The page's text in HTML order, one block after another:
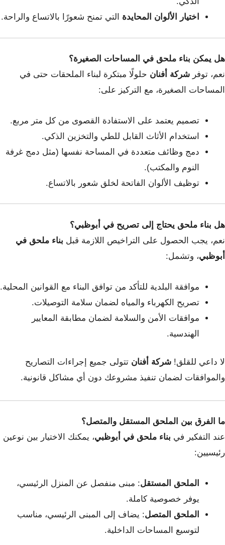
اختيار الألوان المحايدة التي تمنح شعورًا بالاتساع والراحة.
هل يمكن بناء ملحق في المساحات الصغيرة؟
نعم، توفر شركة أفنان حلولًا مبتكرة لبناء الملحقات حتى في
المساحات الصغيرة، مع التركيز على:
تصميم يعتمد على الاستفادة القصوى من كل متر مربع.
استخدام الأثاث القابل للطي والتخزين الذكي.
دمج وظائف متعددة في المساحة نفسها (مثل دمج غرفة
النوم والمكتب).
توظيف الألوان الفاتحة لخلق شعور بالاتساع.
هل بناء ملحق يحتاج إلى تصريح في أبوظبي؟
نعم، يجب الحصول على التراخيص اللازمة قبل بناء ملحق في
أبوظبي، وتشمل:
موافقة البلدية للتأكد من توافق البناء مع القوانين المحلية.
تصريح الكهرباء والمياه لضمان سلامة التوصيلات.
موافقات الأمن والسلامة لضمان مطابقة المعايير
الهندسية.
لا داعي للقلق! شركة أفنان تتولى جميع إجراءات التصاريح
والموافقات لضمان تنفيذ مشروعك دون أي مشاكل قانونية.
ما الفرق بين الملحق المستقل والمتصل؟
عند التفكير في بناء ملحق في أبوظبي، يمكنك الاختيار بين نوعين
رئيسيين:
الملحق المستقل: مبنى منفصل عن المنزل الرئيسي،
يوفر خصوصية كاملة.
الملحق المتصل: يضاف إلى المبنى الرئيسي، مناسب
لتوسيع المساحات الداخلية.